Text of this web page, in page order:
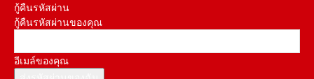
กู้คืนรหัสผ่าน
กู้คืนรหัสผ่านของคุณ
อีเมล์ของคุณ